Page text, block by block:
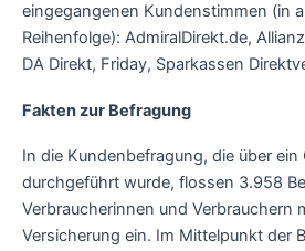
eingegangenen Kundenstimmen (in
Reihenfolge): AdmiralDirekt.de,
DA Direkt, Friday, Sparkassen
Fakten zur Befragung
In die Kundenbefragung, die über
durchgeführt wurde, flossen 3.958
Verbraucherinnen und Verbrauchern
Versicherung ein. Im Mittelpunkt der